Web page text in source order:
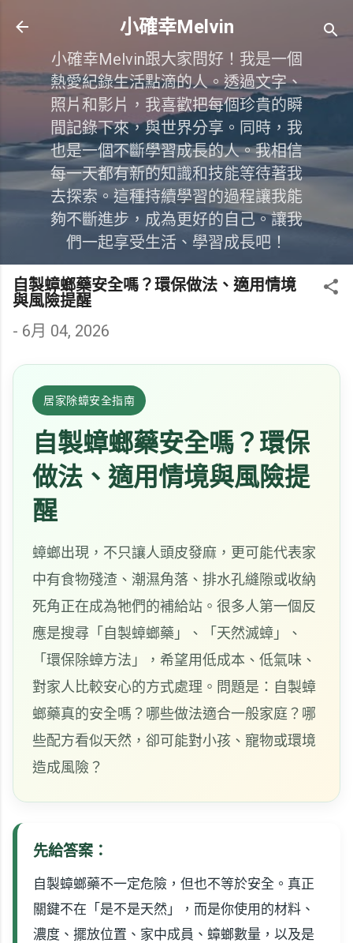
跳到主要內容
小確幸Melvin
小確幸Melvin跟大家問好！我是一個
熱愛紀錄生活點滴的人。透過文字、
照片和影片，我喜歡把每個珍貴的瞬
間記錄下來，與世界分享。同時，我
也是一個不斷學習成長的人。我相信
每一天都有新的知識和技能等待著我
去探索。這種持續學習的過程讓我能
夠不斷進步，成為更好的自己。讓我
們一起享受生活、學習成長吧！
自製蟑螂藥安全嗎？環保做法、適用情境
與風險提醒
- 6月 04, 2026
居家除蟑安全指南
自製蟑螂藥安全嗎？環保
做法、適用情境與風險提
醒
蟑螂出現，不只讓人頭皮發麻，更可能代表家
中有食物殘渣、潮濕角落、排水孔縫隙或收納
死角正在成為牠們的補給站。很多人第一個反
應是搜尋「自製蟑螂藥」、「天然滅蟑」、
「環保除蟑方法」，希望用低成本、低氣味、
對家人比較安心的方式處理。問題是：自製蟑
螂藥真的安全嗎？哪些做法適合一般家庭？哪
些配方看似天然，卻可能對小孩、寵物或環境
造成風險？
先給答案：
自製蟑螂藥不一定危險，但也不等於安全。真正
關鍵不在「是不是天然」，而是你使用的材料、
濃度、擺放位置、家中成員、蟑螂數量，以及是